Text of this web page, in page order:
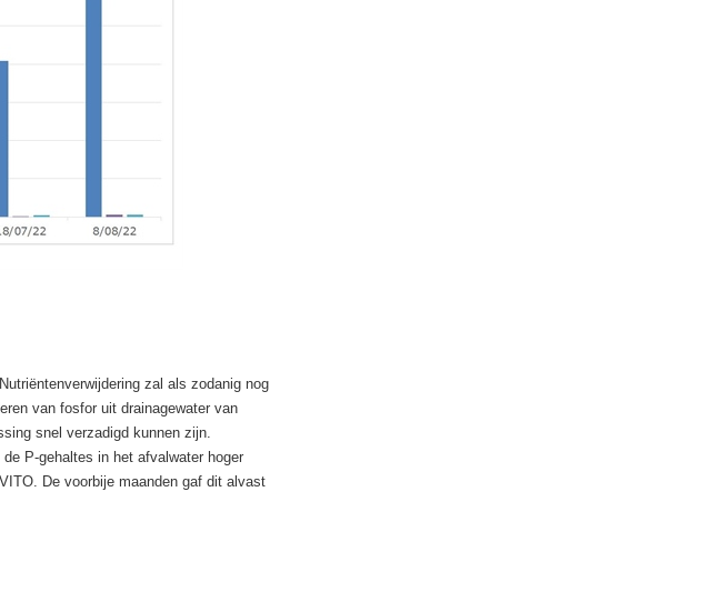
zal als zodanig nog
van fosfor uit drainagewater van
snel verzadigd kunnen zijn.
P-gehaltes in het afvalwater hoger
De voorbije maanden gaf dit alvast